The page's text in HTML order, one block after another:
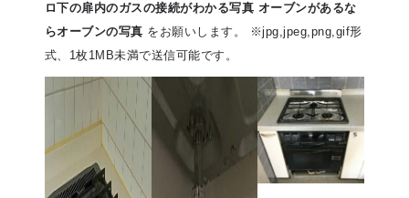
ロ下の扉内のガスの接続がわかる写真 オーブンがあるな
らオーブンの写真 をお願いします。 ※jpg,jpeg,png,gif形
式、1枚1MB未満で送信可能です。